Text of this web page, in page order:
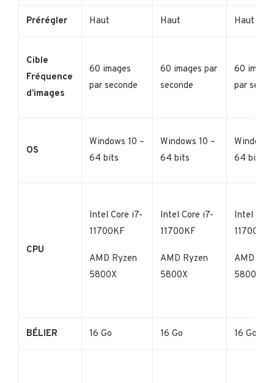
Prérégler Haut Haut Haut
Cible
Fréquence
d’images
60 images
par seconde
60 images par
seconde
60
par
OS
Windows 10 –
64 bits
Windows 10 –
64 bits
Windows
64 bits
CPU
Intel Core i7-
11700KF
AMD Ryzen
5800X
Intel Core i7-
11700KF
AMD Ryzen
5800X
Intel
11700KF
AMD
5800X
BÉLIER 16 Go 16 Go 16 Go